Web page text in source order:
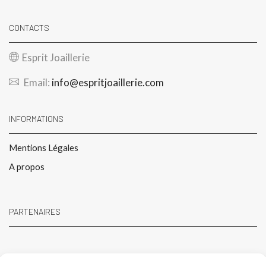
CONTACTS
Esprit Joaillerie
Email: info@espritjoaillerie.com
INFORMATIONS
Mentions Légales
A propos
PARTENAIRES